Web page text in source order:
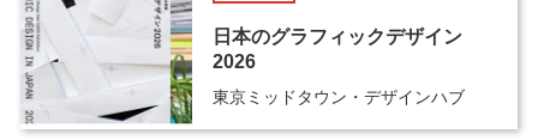
日本のグラフィックデザイン
2026
東京ミッドタウン・デザインハブ